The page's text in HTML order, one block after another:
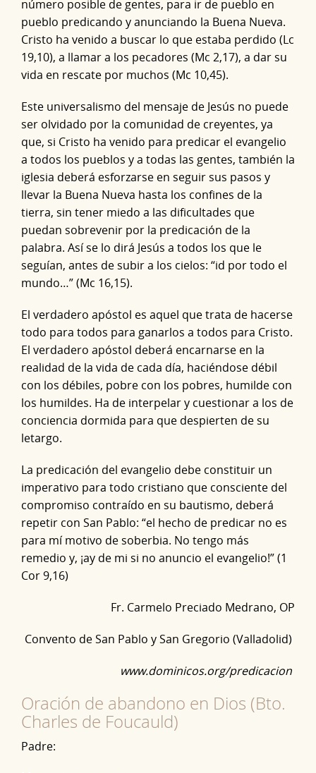
número posible de gentes, para ir de pueblo en
pueblo predicando y anunciando la Buena Nueva.
Cristo ha venido a buscar lo que estaba perdido (Lc
19,10), a llamar a los pecadores (Mc 2,17), a dar su
vida en rescate por muchos (Mc 10,45).
Este universalismo del mensaje de Jesús no puede
ser olvidado por la comunidad de creyentes, ya
que, si Cristo ha venido para predicar el evangelio
a todos los pueblos y a todas las gentes, también la
iglesia deberá esforzarse en seguir sus pasos y
llevar la Buena Nueva hasta los confines de la
tierra, sin tener miedo a las dificultades que
puedan sobrevenir por la predicación de la
palabra. Así se lo dirá Jesús a todos los que le
seguían, antes de subir a los cielos: “id por todo el
mundo…” (Mc 16,15).
El verdadero apóstol es aquel que trata de hacerse
todo para todos para ganarlos a todos para Cristo.
El verdadero apóstol deberá encarnarse en la
realidad de la vida de cada día, haciéndose débil
con los débiles, pobre con los pobres, humilde con
los humildes. Ha de interpelar y cuestionar a los de
conciencia dormida para que despierten de su
letargo.
La predicación del evangelio debe constituir un
imperativo para todo cristiano que consciente del
compromiso contraído en su bautismo, deberá
repetir con San Pablo: “el hecho de predicar no es
para mí motivo de soberbia. No tengo más
remedio y, ¡ay de mi si no anuncio el evangelio!” (1
Cor 9,16)
Fr. Carmelo Preciado Medrano, OP
Convento de San Pablo y San Gregorio (Valladolid)
www.dominicos.org/predicacion
Oración de abandono en Dios (Bto.
Charles de Foucauld)
Padre: